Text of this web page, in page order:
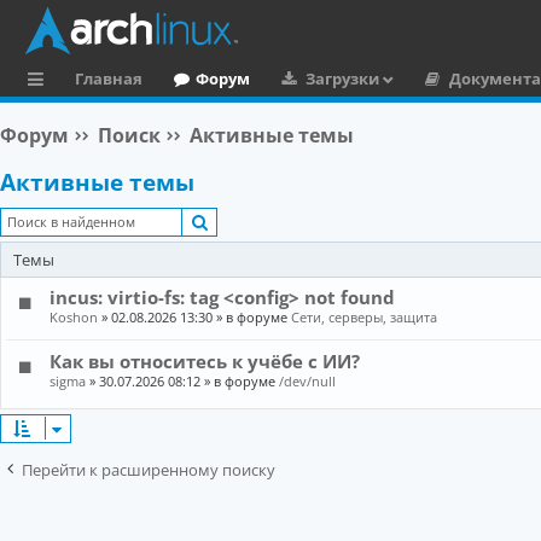
ы
л
к
и
Главная Форум Загрузки
Форум Поиск Активные темы
Активные темы
Темы
incus: virtio-fs: tag <config> not found
Koshon » 02.08.2026 13:30 » в форуме Сети, серверы, защита
Как вы относитесь к учёбе с ИИ?
sigma » 30.07.2026 08:12 » в форуме /dev/null
Перейти к расширенному поиску